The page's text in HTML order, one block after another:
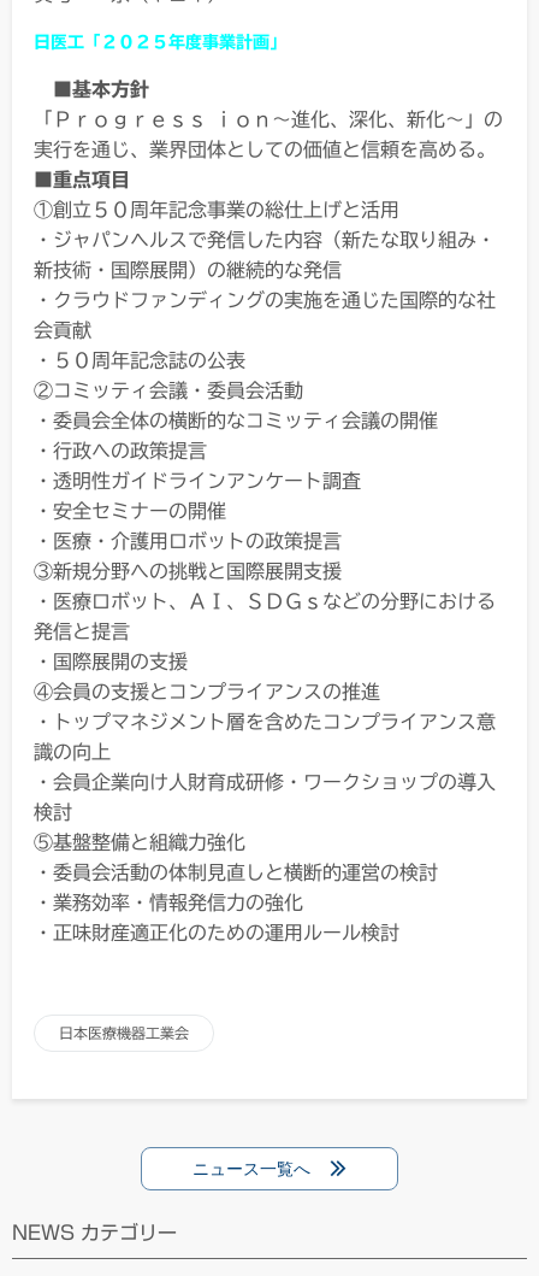
日医工「２０２５年度事業計画」
■基本方針
「Ｐｒｏｇｒｅｓｓ ｉｏｎ～進化、深化、新化～」の
実行を通じ、業界団体としての価値と信頼を高める。
■重点項目
①創立５０周年記念事業の総仕上げと活用
・ジャパンヘルスで発信した内容（新たな取り組み・
新技術・国際展開）の継続的な発信
・クラウドファンディングの実施を通じた国際的な社
会貢献
・５０周年記念誌の公表
②コミッティ会議・委員会活動
・委員会全体の横断的なコミッティ会議の開催
・行政への政策提言
・透明性ガイドラインアンケート調査
・安全セミナーの開催
・医療・介護用ロボットの政策提言
③新規分野への挑戦と国際展開支援
・医療ロボット、ＡＩ、ＳＤＧｓなどの分野における
発信と提言
・国際展開の支援
④会員の支援とコンプライアンスの推進
・トップマネジメント層を含めたコンプライアンス意
識の向上
・会員企業向け人財育成研修・ワークショップの導入
検討
⑤基盤整備と組織力強化
・委員会活動の体制見直しと横断的運営の検討
・業務効率・情報発信力の強化
・正味財産適正化のための運用ルール検討
日本医療機器工業会
ニュース一覧へ
NEWS カテゴリー